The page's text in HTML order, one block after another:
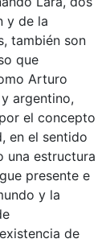
y de la
también son
que
Arturo
argentino,
el concepto
en el sentido
una estructura
presente e
y la
de